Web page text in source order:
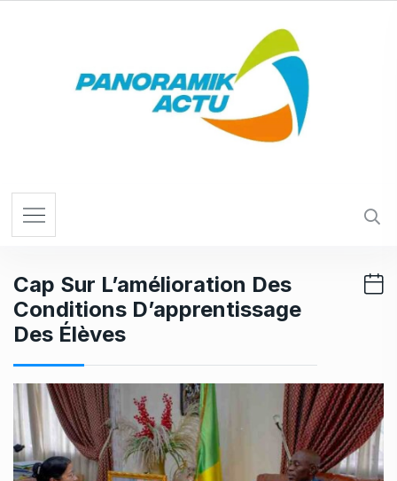
Cap Sur L’amélioration Des
Conditions D’apprentissage
Des Élèves